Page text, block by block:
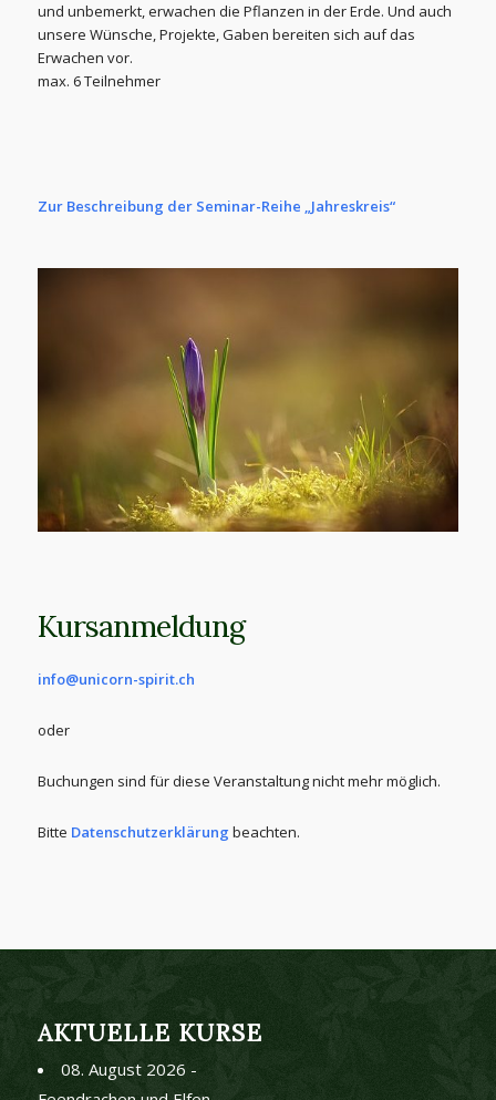
und unbemerkt, erwachen die Pflanzen in der Erde. Und auch
unsere Wünsche, Projekte, Gaben bereiten sich auf das
Erwachen vor.
max. 6 Teilnehmer
Zur Beschreibung der Seminar-Reihe „Jahreskreis“
Kursanmeldung
info@unicorn-spirit.ch
oder
Buchungen sind für diese Veranstaltung nicht mehr möglich.
Bitte Datenschutzerklärung beachten.
AKTUELLE KURSE
08. August 2026 -